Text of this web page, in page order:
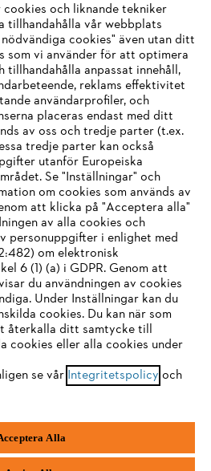
WIRD NICHT
den wir noch nicht unterstützen. Für
Seite empfehlen wir Ihnen, zu
zu wechseln:
Chrome
och liknande tekniker
tillhandahålla vår webbplats
cookies" även utan ditt
som vi använder för att optimera
tillhandahålla anpassat innehåll,
reklams effektivitet
användarprofiler, och
placeras endast med ditt
av oss och tredje parter (t.ex.
tredje parter kan också
utanför Europeiska
Se "Inställningar" och
om cookies som används av
att klicka på "Acceptera alla"
av alla cookies och
personuppgifter i enlighet med
om elektronisk
6 (1) (a) i GDPR. Genom att
du användningen av cookies
Under Inställningar kan du
cookies. Du kan när som
återkalla ditt samtycke till
cookies eller alla cookies under
se vår Integritetspolicy och
Alla